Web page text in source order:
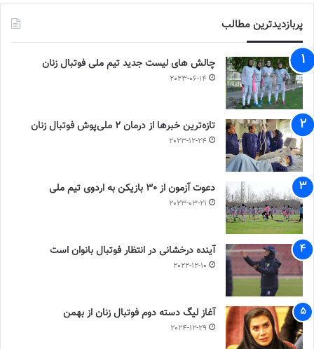
پربازدیدترین مطالب
چالش هاى ليست جدید تيم ملى فوتبال زنان
2023-06-14
تازه‌ترین خبرها از درمان ۲ ملی‌پوش فوتبال زنان
2023-12-24
دعوت آزمون از 30 بازیکن به اردوی تیم ملی
2023-03-21
آینده درخشانی در انتظار فوتبال بانوان است
2022-12-10
آغاز لیگ دسته دوم فوتبال زنان از بهمن
2024-12-29